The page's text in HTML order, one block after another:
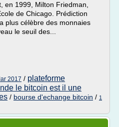
en 1999, Milton Friedman,
de Chicago. Prédiction
plus célèbre des monnaies
le seuil des...
2017 / plateforme
le bitcoin est il une
/ bourse d'echange bitcoin / 1